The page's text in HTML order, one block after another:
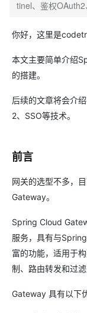
tinel、鉴权OAuth2
你好，这里是
本文主要简单介绍
的搭建。
后续的文章将会介
2、SSO等技术。
前言
网关的选型不多，
Gateway。
Spring Cloud
服务，具有与
富的功能，适用于
制、路由转发和过滤
Gateway 具有以下